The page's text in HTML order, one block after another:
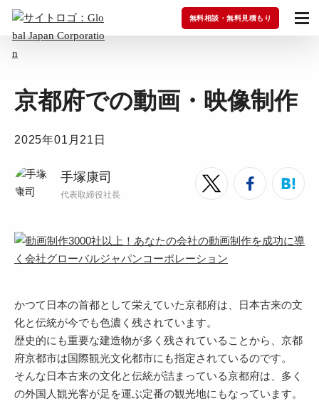
無料相談・無料見積もり
京都府での動画・映像制作
2025年01月21日
手塚康司
代表取締役社長
かつて日本の首都として栄えていた京都府は、日本古来の文
化と伝統が今でも色濃く残されています。
歴史的にも重要な建造物が多く残されていることから、京都
府京都市は国際観光文化都市にも指定されているのです。
そんな日本古来の文化と伝統が詰まっている京都府は、多く
の外国人観光客が足を運ぶ定番の観光地にもなっています。